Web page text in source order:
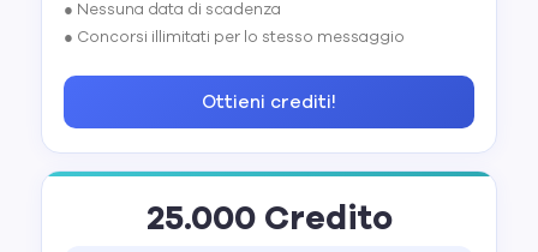
● Nessuna data di scadenza
● Concorsi illimitati per lo stesso messaggio
Ottieni crediti!
25.000 Credito